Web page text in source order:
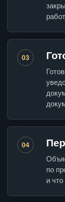
03
04
по
и